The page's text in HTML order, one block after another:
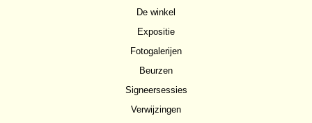
De winkel
Expositie
Fotogalerijen
Beurzen
Signeersessies
Verwijzingen